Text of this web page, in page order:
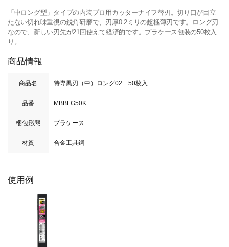
「中ロング型」タイプの内装プロ用カッターナイフ替刃。切り口が目立
たない切れ味重視の鋭角研磨で、刃厚0.2ミリの超極薄刃です。ロング刃
なので、新しい刃先が21回使えて経済的です。プラケース包装の50枚入
り。
商品情報
商品名 特専黒刃（中）ロング02 50枚入
品番 MBBLG50K
梱包形態 プラケース
材質 合金工具鋼
使用例